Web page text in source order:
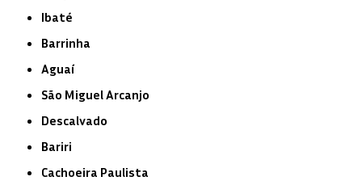
Ibaté
Barrinha
Aguaí
São Miguel Arcanjo
Descalvado
Bariri
Cachoeira Paulista